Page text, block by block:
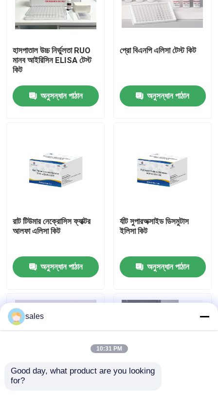
কারখানা ভ্রমণ
মান নিয়ন্ত্রণ
খবর
VR Show
হাসপাতাল উচ্চ নির্ভুলতা RUO
মানব আইরিসিন ELISA টেস্ট
কিট
অনুসন্ধান পাঠান
প্রো বিএনপি এলিসা টেস্ট কিট
অনুসন্ধান পাঠান
রাট টিউমার নেক্রোসিস ফ্যাক্টর
আলফা এলিসা কিট
অনুসন্ধান পাঠান
র্যাট সুপারঅক্সাইড ডিসমুটাস
ইলিসা কিট
অনুসন্ধান পাঠান
sales
10:31 PM
Good day, what product are you looking
for?